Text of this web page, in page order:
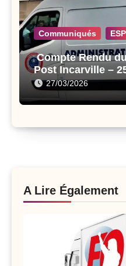
Communiqués ESP
Compte Rendu
Post Incarville –
27/03/2026
A Lire Également